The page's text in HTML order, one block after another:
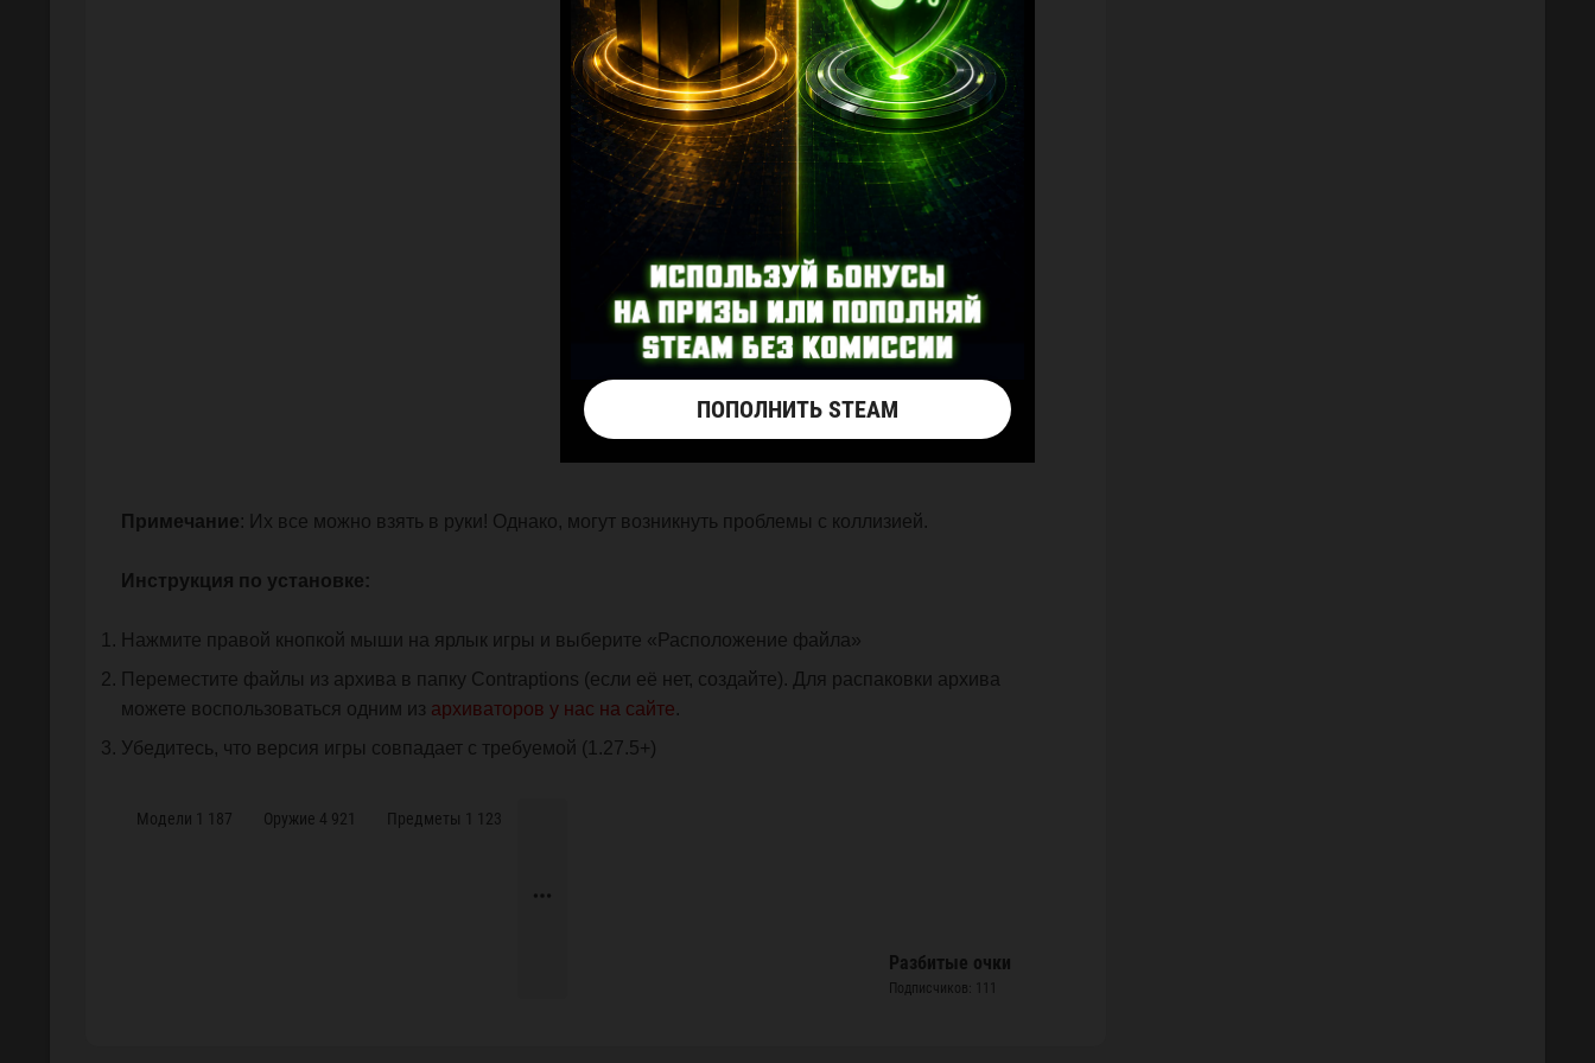
Примечание: Их все можно взять в руки! Однако, могут возникнуть проблемы с коллизией.
Инструкция по установке:
Нажмите правой кнопкой мыши на ярлык игры и выберите «Расположение файла»
Переместите файлы из архива в папку Contraptions (если её нет, создайте). Для распаковки архива
можете воспользоваться одним из архиваторов у нас на сайте.
Убедитесь, что версия игры совпадает с требуемой (1.27.5+)
Модели 1 187 Оружие 4 921 Предметы 1 123
Разбитые очки
Подписчиков: 111
ПОПОЛНИТЬ STEAM